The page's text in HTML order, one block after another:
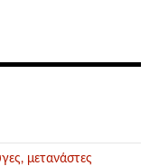
μετανάστες